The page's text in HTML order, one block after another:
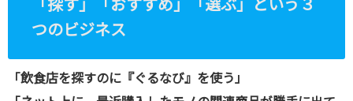
/public_htm
l/wp-
content/plu
gins/sns-
「探す」「おすすめ」「選ぶ」という３
つのビジネス
「飲食店を探すのに『ぐるなび』を使う」